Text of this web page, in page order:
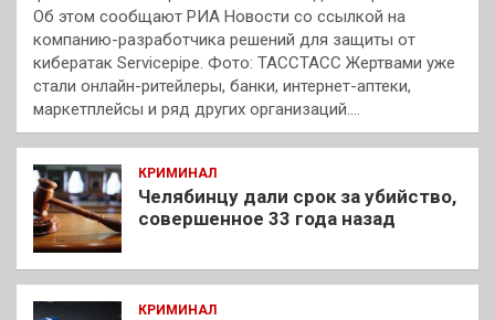
Об этом сообщают РИА Новости со ссылкой на
компанию-разработчика решений для защиты от
кибератак Servicepipe. Фото: ТАССТАСС Жертвами уже
стали онлайн-ритейлеры, банки, интернет-аптеки,
маркетплейсы и ряд других организаций.…
КРИМИНАЛ
Челябинцу дали срок за убийство,
совершенное 33 года назад
КРИМИНАЛ